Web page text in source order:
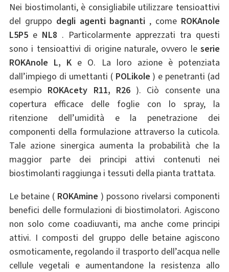
Nei biostimolanti, è consigliabile utilizzare tensioattivi
del gruppo degli agenti bagnanti , come ROKAnole
L5P5e NL8 . Particolarmente apprezzati tra questi
sono i tensioattivi di origine naturale, ovvero leserie
ROKAnole L, K e O. La loro azione è potenziata
dall’impiego di umettanti ( POLikole ) e penetranti (ad
esempio ROKAcety R11, R26). Ciò consente una
copertura efficace delle foglie con lo spray, la
ritenzione dell’umidità e la penetrazione dei
componenti della formulazione attraverso la cuticola.
Tale azione sinergica aumenta la probabilità che la
maggior parte dei principi attivi contenuti nei
biostimolanti raggiunga i tessuti della pianta trattata.
Le betaine ( ROKAmine ) possono rivelarsi componenti
benefici delle formulazioni di biostimolatori. Agiscono
non solo come coadiuvanti, ma anche come principi
attivi. I composti del gruppo delle betaine agiscono
osmoticamente, regolando il trasporto dell’acqua nelle
cellule vegetali e aumentandone la resistenza allo